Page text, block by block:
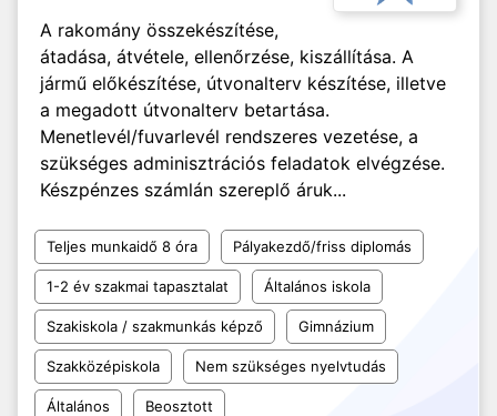
A rakomány összekészítése,
átadása, átvétele, ellenőrzése, kiszállítása. A
jármű előkészítése, útvonalterv készítése, illetve
a megadott útvonalterv betartása.
Menetlevél/fuvarlevél rendszeres vezetése, a
szükséges adminisztrációs feladatok elvégzése.
Készpénzes számlán szereplő áruk...
Teljes munkaidő 8 óra Pályakezdő/friss diplomás
1-2 év szakmai tapasztalat Általános iskola
Szakiskola / szakmunkás képző Gimnázium
Szakközépiskola Nem szükséges nyelvtudás
Általános Beosztott